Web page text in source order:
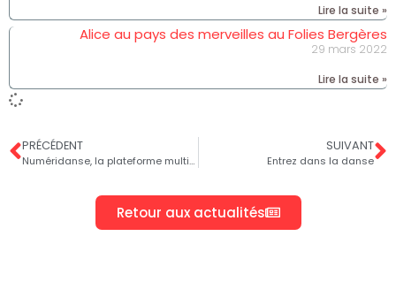
Lire la suite »
Alice au pays des merveilles au Folies Bergères
29 mars 2022
Lire la suite »
PRÉCÉDENT
Numéridanse, la plateforme multimédia de la danse
SUIVANT
Entrez dans la danse
Retour aux actualités